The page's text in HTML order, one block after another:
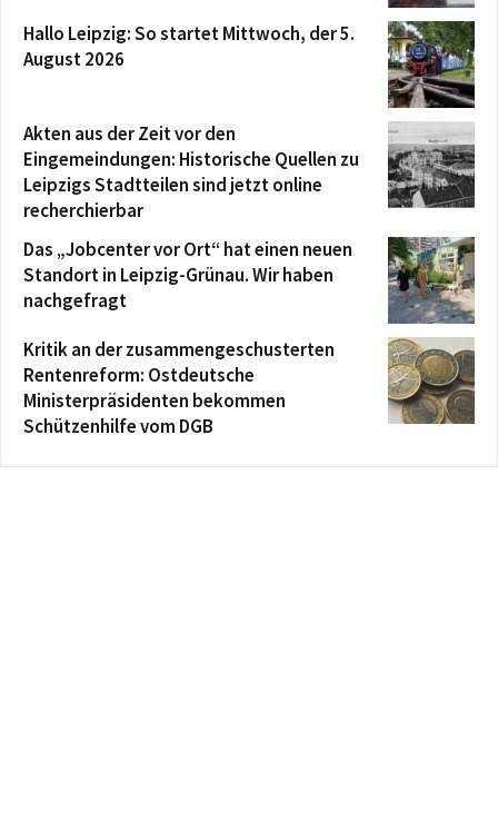
Hallo Leipzig: So startet Mittwoch, der 5.
August 2026
Akten aus der Zeit vor den
Eingemeindungen: Historische Quellen zu
Leipzigs Stadtteilen sind jetzt online
recherchierbar
Das „Jobcenter vor Ort“ hat einen neuen
Standort in Leipzig-Grünau. Wir haben
nachgefragt
Kritik an der zusammengeschusterten
Rentenreform: Ostdeutsche
Ministerpräsidenten bekommen
Schützenhilfe vom DGB